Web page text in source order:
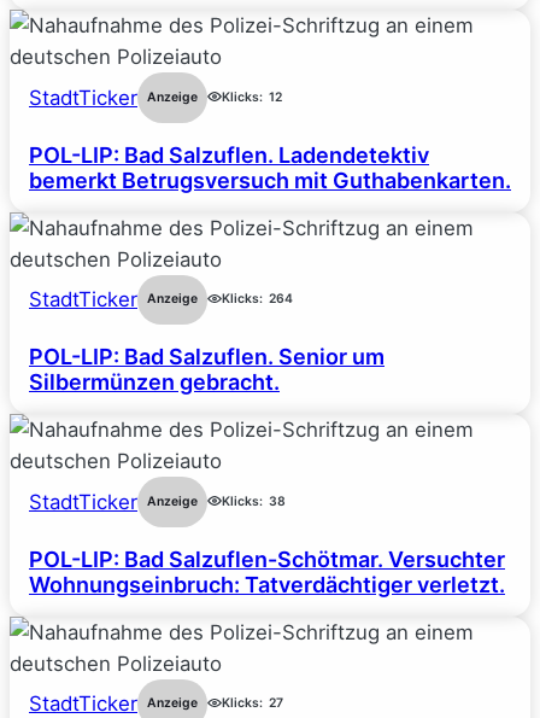
StadtTicker Anzeige Klicks: 12
POL-LIP: Bad Salzuflen. Ladendetektiv
bemerkt Betrugsversuch mit Guthabenkarten.
StadtTicker Anzeige Klicks: 264
POL-LIP: Bad Salzuflen. Senior um
Silbermünzen gebracht.
StadtTicker Anzeige Klicks: 38
POL-LIP: Bad Salzuflen-Schötmar. Versuchter
Wohnungseinbruch: Tatverdächtiger verletzt.
StadtTicker Anzeige Klicks: 27